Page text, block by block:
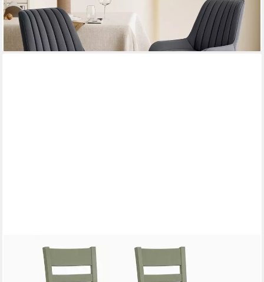
-37%
lieferbar - in 3-4 Werktagen bei dir
HOME AFFAIRE
4-Fußstuhl Verona Küchenstuhl, Massivholzstuhl, Landhaus
Klassischer Stuhl (2 St), Stabiler Sprossenstuhl in vielen